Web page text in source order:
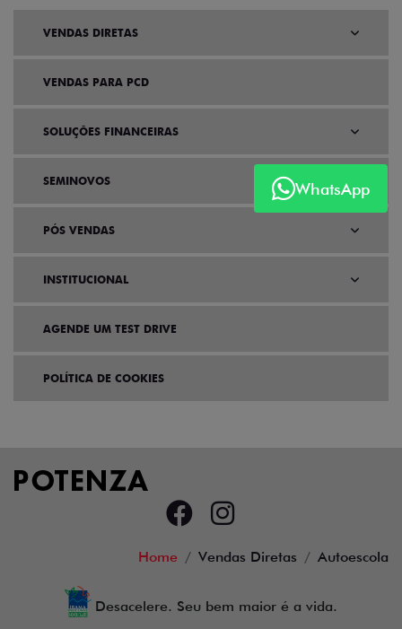
WhatsApp
VENDAS DIRETAS
VENDAS PARA PCD
SOLUÇÕES FINANCEIRAS
SEMINOVOS
PÓS VENDAS
INSTITUCIONAL
AGENDE UM TEST DRIVE
POLÍTICA DE COOKIES
Home Vendas Diretas Autoescola
Desacelere. Seu bem maior é a vida.